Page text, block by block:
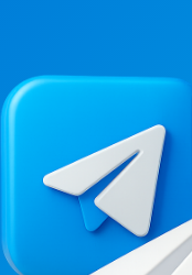
Черкаси UA
Новини/ЗМІ, Регіональні
130 ₴